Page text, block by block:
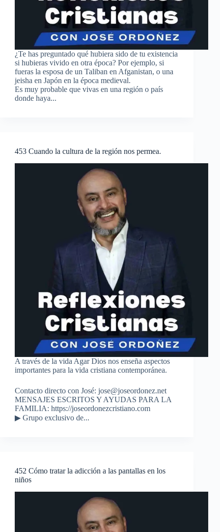
¿Te has preguntado qué hubiera sido de tu existencia
si hubieras vivido en otra época? Por ejemplo, si
fueras la esposa de un Taliban en Afganistan, o una
jeisha en Japón en la época medieval.
Es muy probable que vivas en una región o país
donde haya...
453 Cuando la cultura de la región nos permea.
A través de la vida Agar Dios nos enseña aspectos
importantes para la vida cristiana contemporánea.
Contacto directo con José: jose@joseordonez.net
MENSAJES ESCRITOS Y AYUDAS PARA LA
FAMILIA: https://joseordonezcristiano.com
▶︎ Grupo exclusivo de...
452 Cómo tratar la adicción a las pantallas en los
niños